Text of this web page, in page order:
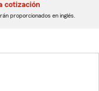
cotización
proporcionados en inglés.